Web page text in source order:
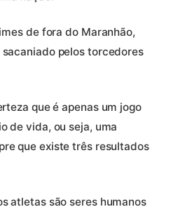
de fora do Maranhão,
pelos torcedores
que é apenas um jogo
de vida, ou seja, uma
que existe três resultados
atletas são seres humanos